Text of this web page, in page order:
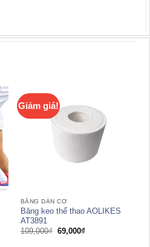
Giảm giá!
BĂNG DÁN CƠ
Băng keo thể thao AOLIKES
AT3891
109,000₫ Giá
gốc
69,000₫Giá